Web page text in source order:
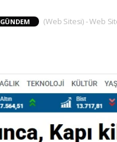
GÜNDEM (Web Sitesi) - Web